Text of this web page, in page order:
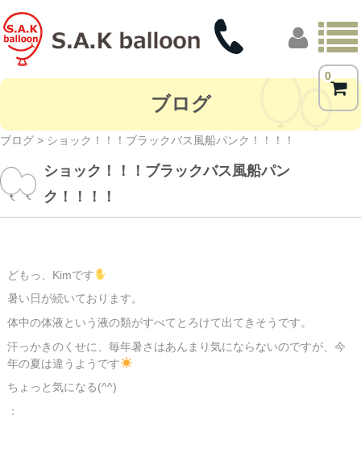
0
商品一覧
フォトギャラリー
ブログ
ブログ
ブログ > ショック！！！ブラックバス風船パンク！！！！
ショック！！！ブラックバス風船パン
ク！！！！
どもっ、Kimです
暑い日が続いております。
体中の体液という液の類がすべてとろけて出てきそうです。
汗っかきのくせに、毎年暑さはあんまり気にならないのですが、今
年の夏は違うようです
ちょっと気になる(^^)
：